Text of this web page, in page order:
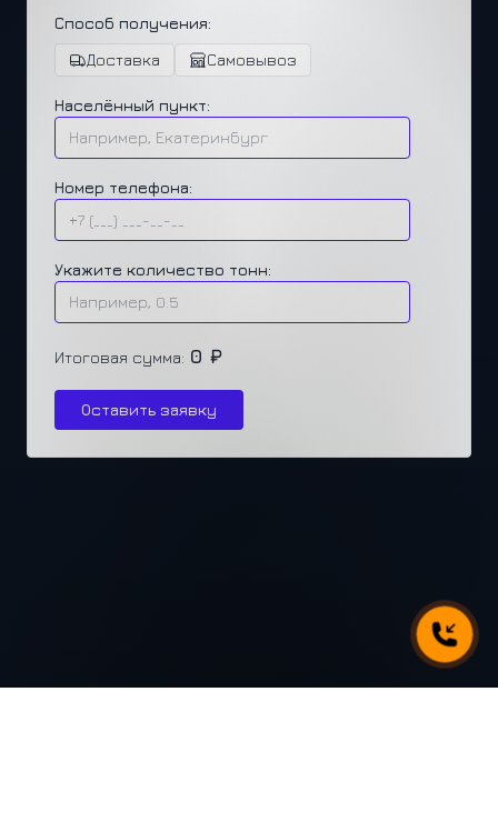
Способ получения:
Доставка
Самовывоз
Населённый пункт:
Номер телефона:
Укажите количество тонн:
Итоговая сумма: 0 ₽
Оставить заявку